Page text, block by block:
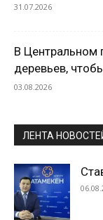
31.07.2026
В Центральном
деревьев,
03.08.2026
ЛЕНТА